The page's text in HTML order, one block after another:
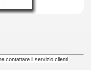
contattare il servizio clienti